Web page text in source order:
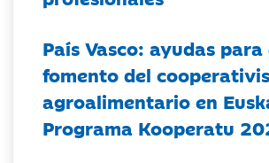
País Vasco: ayudas para
fomento del
agroalimentario en
Programa Kooperatu